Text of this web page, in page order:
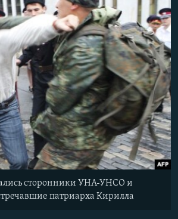
сторонники УНА-УНСО и
патриарха Кирилла